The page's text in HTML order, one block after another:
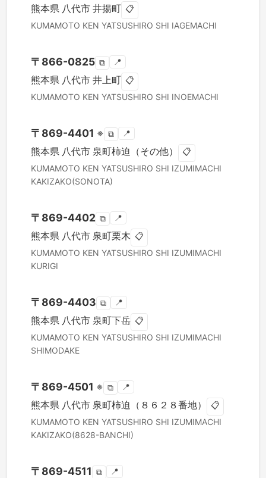
熊本県 八代市 井揚町 📋
KUMAMOTO KEN YATSUSHIRO SHI IAGEMACHI
〒 866-0825 ⧉ 📍
熊本県 八代市 井上町 📋
KUMAMOTO KEN YATSUSHIRO SHI INOEMACHI
〒 869-4401 ※ ⧉ 📍
熊本県 八代市 泉町柿迫（その他） 📋
KUMAMOTO KEN YATSUSHIRO SHI IZUMIMACHI
KAKIZAKO(SONOTA)
〒 869-4402 ⧉ 📍
熊本県 八代市 泉町栗木 📋
KUMAMOTO KEN YATSUSHIRO SHI IZUMIMACHI
KURIGI
〒 869-4403 ⧉ 📍
熊本県 八代市 泉町下岳 📋
KUMAMOTO KEN YATSUSHIRO SHI IZUMIMACHI
SHIMODAKE
〒 869-4501 ※ ⧉ 📍
熊本県 八代市 泉町柿迫（８６２８番地） 📋
KUMAMOTO KEN YATSUSHIRO SHI IZUMIMACHI
KAKIZAKO(8628-BANCHI)
〒 869-4511 ⧉ 📍